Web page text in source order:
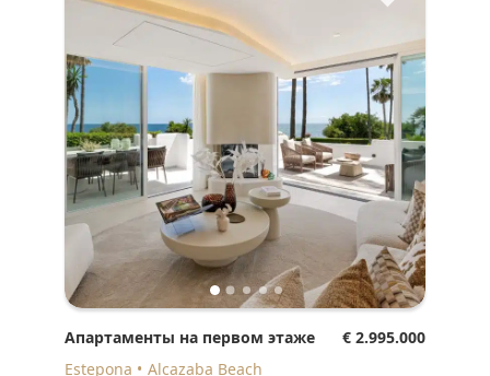
Апартаменты на первом этаже
€ 2.995.000
Estepona
Alcazaba Beach